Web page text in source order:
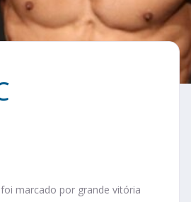
marcado por grande vitória